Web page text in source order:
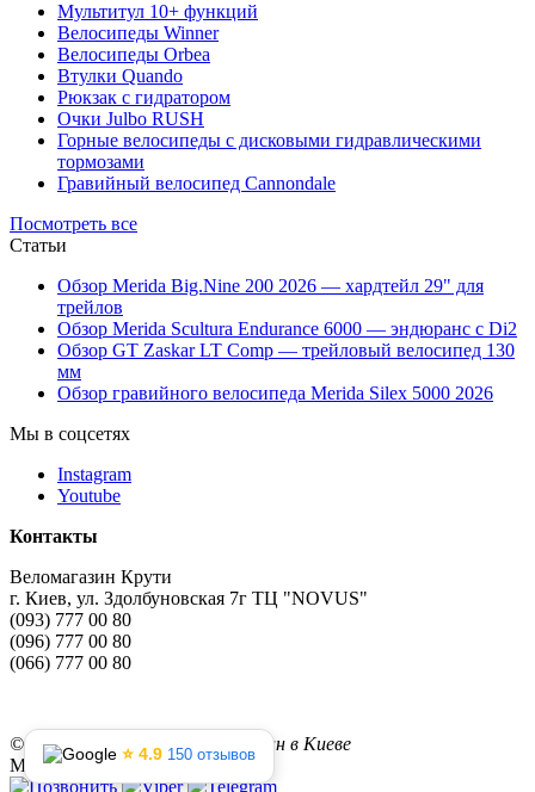
Мультитул 10+ функций
Велосипеды Winner
Велосипеды Orbea
Втулки Quando
Рюкзак с гидратором
Очки Julbo RUSH
Горные велосипеды с дисковыми гидравлическими
тормозами
Гравийный велосипед Cannondale
Посмотреть все
Статьи
Обзор Merida Big.Nine 200 2026 — хардтейл 29" для
трейлов
Обзор Merida Scultura Endurance 6000 — эндюранс с Di2
Обзор GT Zaskar LT Comp — трейловый велосипед 130
мм
Обзор гравийного велосипеда Merida Silex 5000 2026
Мы в соцсетях
Instagram
Youtube
Контакты
Веломагазин Крути
г. Киев, ул. Здолбуновская 7г ТЦ "NOVUS"
(093) 777 00 80
(096) 777 00 80
(066) 777 00 80
©
2026 Kruti.com.ua - веломагазин в Киеве
Мы в сети
⭐ 4.9 150 отзывов